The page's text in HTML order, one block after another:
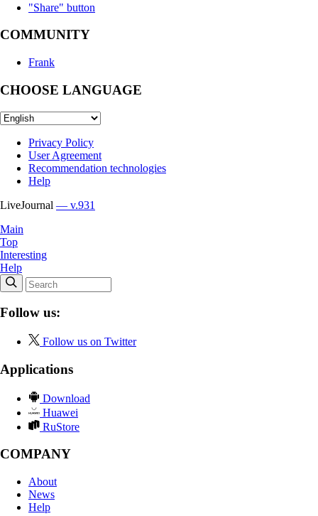
"Share" button
COMMUNITY
Frank
CHOOSE LANGUAGE
Privacy Policy
User Agreement
Recommendation technologies
Help
LiveJournal — v.931
Main
Top
Interesting
Help
Follow us:
Follow us on Twitter
Applications
Download
Huawei
RuStore
COMPANY
About
News
Help